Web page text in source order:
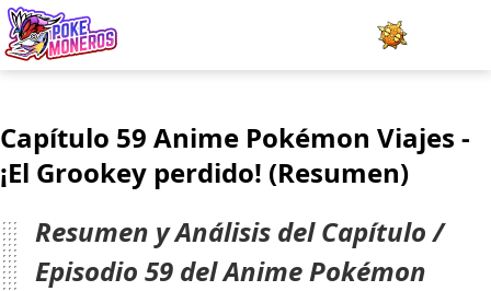
Minijuegos
Team Builder
Capítulo 59 Anime Pokémon Viajes -
¡El Grookey perdido! (Resumen)
Resumen y Análisis del Capítulo /
Episodio 59 del Anime Pokémon